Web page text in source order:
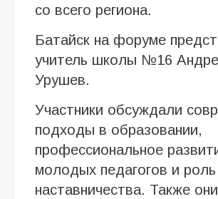
со всего региона.
Батайск на форуме
учитель школы №16
Урушев.
Участники обсуждали
подходы в образовании,
профессиональное
молодых педагогов и роль
наставничества. Также